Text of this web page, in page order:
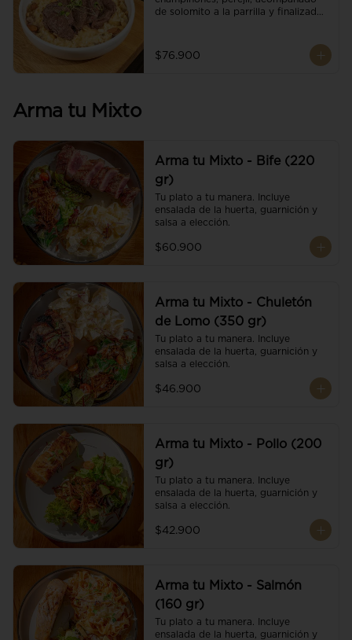
de solomito a la parrilla y finalizado
$76.900
Arma tu Mixto
Arma tu Mixto - Bife (220
gr)
Tu plato a tu manera. Incluye
ensalada de la huerta, guarnición y
salsa a elección.
$60.900
Arma tu Mixto - Chuletón
de Lomo (350 gr)
Tu plato a tu manera. Incluye
ensalada de la huerta, guarnición y
salsa a elección.
$46.900
Arma tu Mixto - Pollo (200
gr)
Tu plato a tu manera. Incluye
ensalada de la huerta, guarnición y
salsa a elección.
$42.900
Arma tu Mixto - Salmón
(160 gr)
Tu plato a tu manera. Incluye
ensalada de la huerta, guarnición y